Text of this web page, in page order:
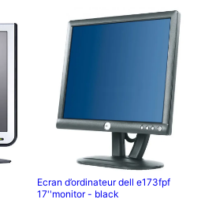
Ecran d’ordinateur dell e173fpf
17''monitor - black